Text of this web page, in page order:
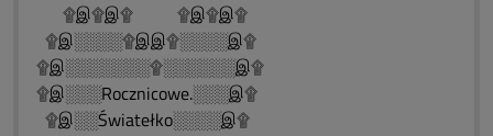
۩இ۩இ۩ ۩இ۩இ۩
۩இ░░░░۩இஇ۩░░░░இ۩
۩இ░░░░░░░۩░░░░░░இ۩
۩இ░░░Rocznicowe.░░░இ۩
۩இ░░Światełko░░░░இ۩